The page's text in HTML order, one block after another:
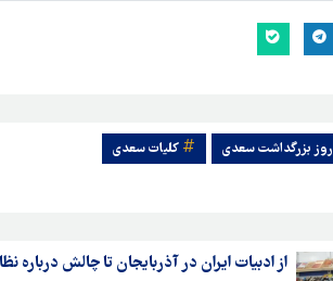
روز بزرگداشت سعدی کلیات سعدی
از ادبیات ایران در آذربایجان تا چالش درباره